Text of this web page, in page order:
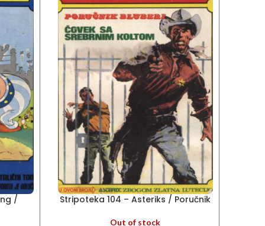
/
Stripoteka 104 – Asteriks / Poručnik
Out of stock